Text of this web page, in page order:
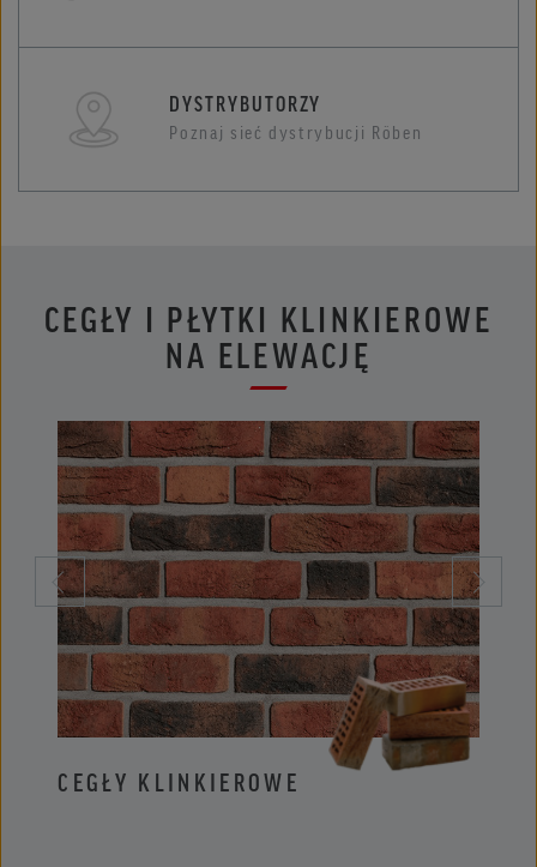
DYSTRYBUTORZY
Poznaj sieć dystrybucji Röben
CEGŁY I PŁYTKI KLINKIEROWE
NA ELEWACJĘ
CEGŁY KLINKIEROWE